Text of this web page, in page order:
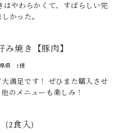
はやわらかくて、すばらしい完
かった。
焼き【豚肉】
県 I 様
満足です！ ぜひまた購入させ
のメニューも楽しみ！
食入)